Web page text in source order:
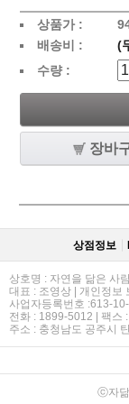
상품가 :
배송비 :
(
수량 :
장바
상점정보
상호명 : 자연을 닮은 사
대표 : 조영상 | 개인정보
사업자등록번호 :613-
전화 : 1899-5012 | 팩스
주소 : 충청남도 공주시
ⓒ자닮